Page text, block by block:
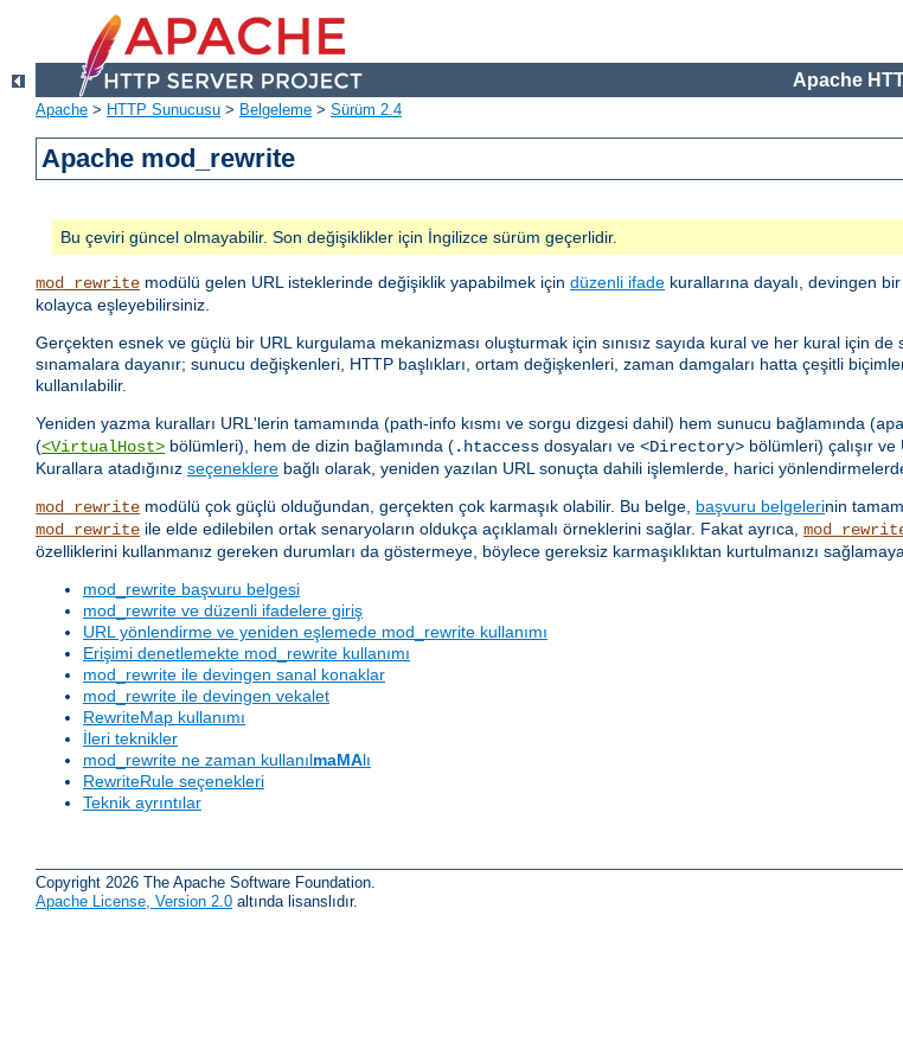
Apache
Apache > HTTP Sunucusu > Belgeleme > Sürüm 2.4
Apache mod_rewrite
Bu çeviri güncel olmayabilir. Son değişiklikler için İngilizce sürüm geçerlidir.
mod_rewrite modülü gelen URL isteklerinde değişiklik yapabilmek için düzenli ifade kurallarına dayalı, devingen
kolayca eşleyebilirsiniz.
Gerçekten esnek ve güçlü bir URL kurgulama mekanizması oluşturmak için sınısız sayıda kural ve her kural için de
sınamalara dayanır; sunucu değişkenleri, HTTP başlıkları, ortam değişkenleri, zaman damgaları hatta çeşitli
kullanılabilir.
Yeniden yazma kuralları URL'lerin tamamında (path-info kısmı ve sorgu dizgesi dahil) hem sunucu bağlamında (
(<VirtualHost> bölümleri), hem de dizin bağlamında (.htaccess dosyaları ve <Directory> bölümleri) çalışır
Kurallara atadığınız seçeneklere bağlı olarak, yeniden yazılan URL sonuçta dahili işlemlerde, harici
mod_rewrite modülü çok güçlü olduğundan, gerçekten çok karmaşık olabilir. Bu belge, başvuru belgelerinin
mod_rewrite ile elde edilebilen ortak senaryoların oldukça açıklamalı örneklerini sağlar. Fakat ayrıca,
özelliklerini kullanmanız gereken durumları da göstermeye, böylece gereksiz karmaşıklıktan kurtulmanızı sağlamaya
mod_rewrite başvuru belgesi
mod_rewrite ve düzenli ifadelere giriş
URL yönlendirme ve yeniden eşlemede mod_rewrite kullanımı
Erişimi denetlemekte mod_rewrite kullanımı
mod_rewrite ile devingen sanal konaklar
mod_rewrite ile devingen vekalet
RewriteMap kullanımı
İleri teknikler
mod_rewrite ne zaman kullanılmaMAlı
RewriteRule seçenekleri
Teknik ayrıntılar
Copyright 2026 The Apache Software Foundation.
Apache License, Version 2.0 altında lisanslıdır.